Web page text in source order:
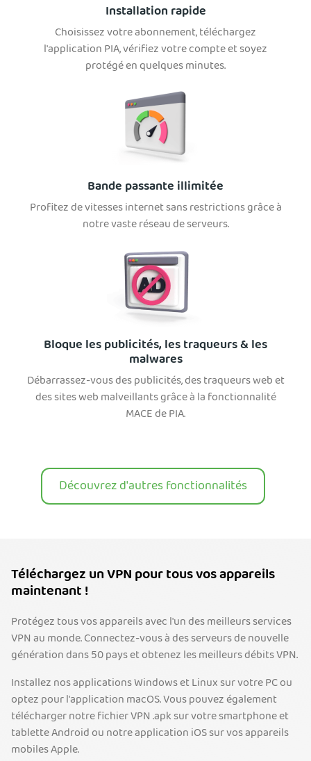
Installation rapide
Choisissez votre abonnement, téléchargez
l'application PIA, vérifiez votre compte et soyez
protégé en quelques minutes.
Bande passante illimitée
Profitez de vitesses internet sans restrictions grâce à
notre vaste réseau de serveurs.
Bloque les publicités, les traqueurs & les
malwares
Débarrassez-vous des publicités, des traqueurs web et
des sites web malveillants grâce à la fonctionnalité
MACE de PIA.
Découvrez d'autres fonctionnalités
Téléchargez un VPN pour tous vos appareils
maintenant !
Protégez tous vos appareils avec l'un des meilleurs services
VPN au monde. Connectez-vous à des serveurs de nouvelle
génération dans 50 pays et obtenez les meilleurs débits VPN.
Installez nos applications Windows et Linux sur votre PC ou
optez pour l'application macOS. Vous pouvez également
télécharger notre fichier VPN .apk sur votre smartphone et
tablette Android ou notre application iOS sur vos appareils
mobiles Apple.